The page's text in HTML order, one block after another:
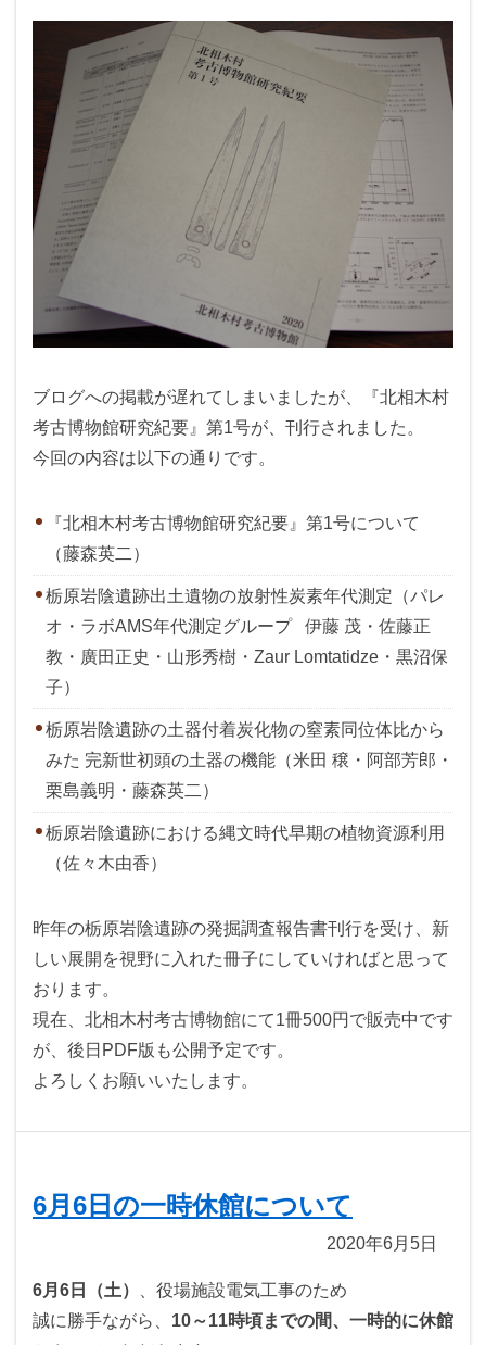
ブログへの掲載が遅れてしまいましたが、『北相木村
考古博物館研究紀要』第1号が、刊行されました。
今回の内容は以下の通りです。
『北相木村考古博物館研究紀要』第1号について
（藤森英二）
栃原岩陰遺跡出土遺物の放射性炭素年代測定（パレ
オ・ラボAMS年代測定グループ 伊藤 茂・佐藤正
教・廣田正史・山形秀樹・Zaur Lomtatidze・黒沼保
子）
栃原岩陰遺跡の土器付着炭化物の窒素同位体比から
みた 完新世初頭の土器の機能（米田 穣・阿部芳郎・
栗島義明・藤森英二）
栃原岩陰遺跡における縄文時代早期の植物資源利用
（佐々木由香）
昨年の栃原岩陰遺跡の発掘調査報告書刊行を受け、新
しい展開を視野に入れた冊子にしていければと思って
おります。
現在、北相木村考古博物館にて1冊500円で販売中です
が、後日PDF版も公開予定です。
よろしくお願いいたします。
6月6日の一時休館について
2020年6月5日
6月6日（土）
、役場施設電気工事のため
誠に勝手ながら、 10～11時頃までの間、一時的に休館